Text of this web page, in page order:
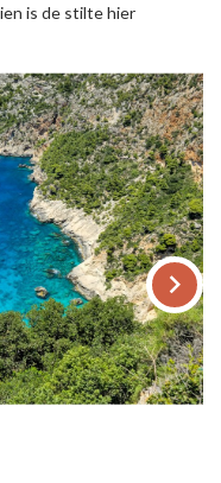
is de stilte hier
keyboard_arrow_right